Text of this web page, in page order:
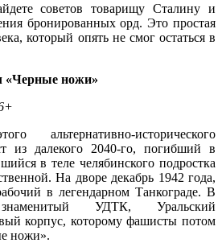
советов товарищу Сталину и
бронированных орд. Это простая
который опять не смог остаться в
«Черные ножи»
альтернативно-исторического
из далекого 2040-го, погибший в
в теле челябинского подростка
На дворе декабрь 1942 года,
в легендарном Танкограде. В
УДТК, Уральский
корпус, которому фашисты потом
ножи».